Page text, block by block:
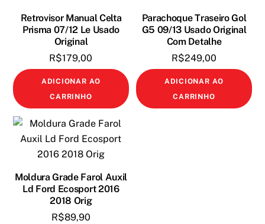
opções
escolhidas
página
opções
página
Retrovisor Manual Celta
Prisma 07/12 Le Usado
Original
R$179,00
ADICIONAR AO
CARRINHO
Parachoque Traseiro Gol
G5 09/13 Usado Original
Com Detalhe
R$249,00
ADICIONAR AO
CARRINHO
Moldura Grade Farol Auxil
Ld Ford Ecosport 2016
2018 Orig
R$89,90